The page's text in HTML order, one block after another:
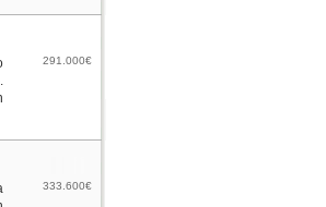
291.000€
333.600€